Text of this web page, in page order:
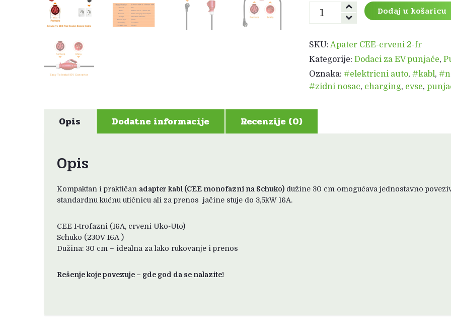
Adapter
kabla
(Uko-
crveni)
16A
na
Dodaj u košaricu
SKU: Apater CEE-crveni 2-fr
Kategorije: Dodaci za EV punjače,
Oznaka: #elektricni auto, #kabl,
#zidni nosac, charging, evse,
Opis Dodatne informacije Recenzije (0)
Opis
Kompaktan i praktičan adapter kabl (CEE monofazni na Schuko) dužine 30 cm omogućava jednostavno
standardnu kućnu utičnicu ali za prenos jačine stuje do 3,5kW 16A.
CEE 1-trofazni (16A, crveni Uko-Uto)
Schuko (230V 16A )
Dužina: 30 cm – idealna za lako rukovanje i prenos
Rešenje koje povezuje – gde god da se nalazite!